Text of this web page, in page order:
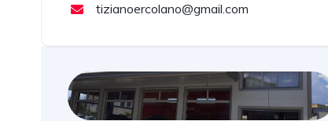
tizianoercolano@gmail.com